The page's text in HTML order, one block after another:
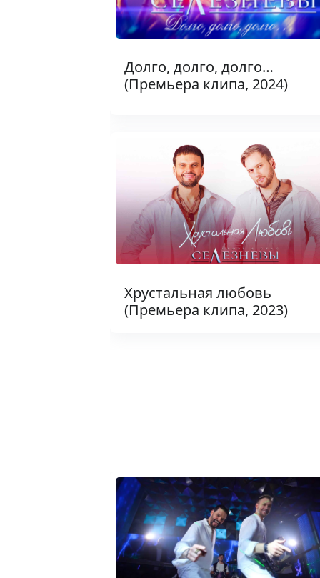
Долго, долго, долго…
(Премьера клипа, 2024)
Хрустальная любовь
(Премьера клипа, 2023)